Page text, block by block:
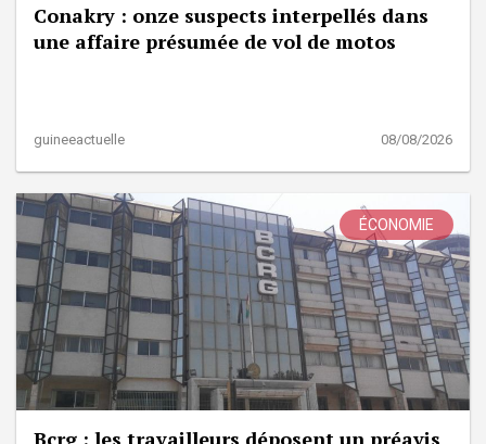
Conakry : onze suspects interpellés dans
une affaire présumée de vol de motos
guineeactuelle 08/08/2026
ÉCONOMIE
Bcrg : les travailleurs déposent un préavis